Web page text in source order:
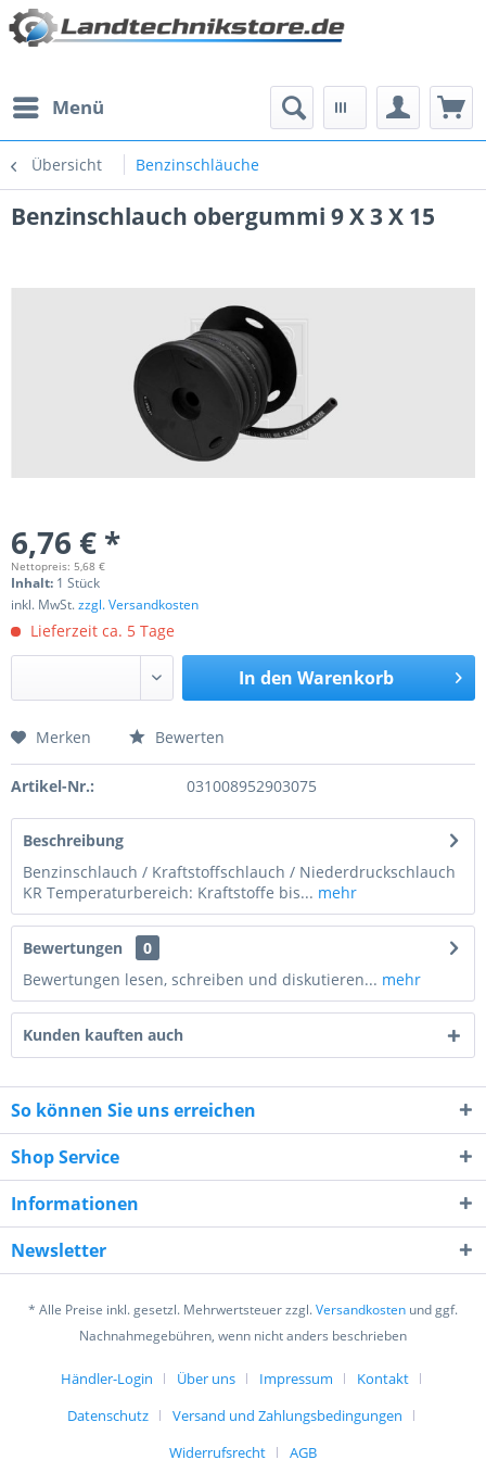
Menü
Übersicht Benzinschläuche
Benzinschlauch obergummi 9 X 3 X 15
6,76 € *
Nettopreis: 5,68 €
Inhalt: 1 Stück
inkl. MwSt.zzgl. Versandkosten
Lieferzeit ca. 5 Tage
In den Warenkorb
Preis anfragen
7 - 4 = ?
Ich habe die Datenschutzerklärung
verstanden und stimme zu. *
Mit * gekennzeichnete Felder sind Pflichtfelder.
Senden
Merken Bewerten
Artikel-Nr.: 031008952903075
Beschreibung
Benzinschlauch / Kraftstoffschlauch / Niederdruckschlauch
KR Temperaturbereich: Kraftstoffe bis... mehr
Bewertungen
0
Bewertungen lesen, schreiben und diskutieren... mehr
Kunden kauften auch
So können Sie uns erreichen
Shop Service
Informationen
Newsletter
* Alle Preise inkl. gesetzl. Mehrwertsteuer zzgl.Versandkosten und ggf.
Nachnahmegebühren, wenn nicht anders beschrieben
Händler-Login Über uns Impressum
Kontakt
Datenschutz
Versand und Zahlungsbedingungen
Widerrufsrecht
AGB